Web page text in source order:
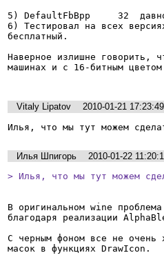
5) DefaultFbBpp     32
6) Тестировал на всех
бесплатный.
Наверное излишне говорить,
машинах и с 16-битным
Vitaly Lipatov
2010-01-21
Илья, что мы тут можем
Илья Шпигорь
2010-01-22
> Илья, что мы тут можем
В оригинальном wine
благодаря реализации
С черным фоном все не очень
масок в функциях DrawIcon.